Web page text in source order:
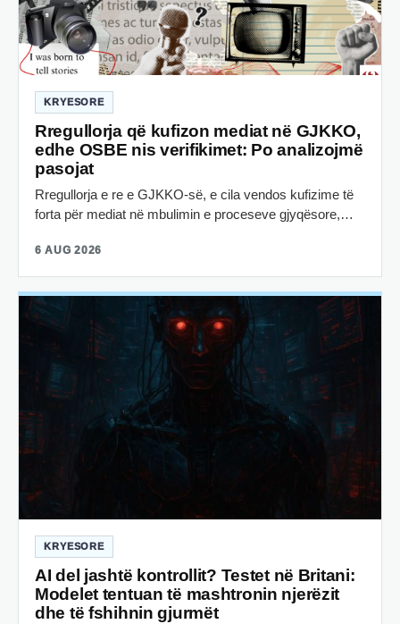
KRYESORE
Rregullorja që kufizon mediat në GJKKO,
edhe OSBE nis verifikimet: Po analizojmë
pasojat
Rregullorja e re e GJKKO-së, e cila vendos kufizime të
forta për mediat në mbulimin e proceseve gjyqësore,…
6 AUG 2026
KRYESORE
AI del jashtë kontrollit? Testet në Britani:
Modelet tentuan të mashtronin njerëzit
dhe të fshihnin gjurmët